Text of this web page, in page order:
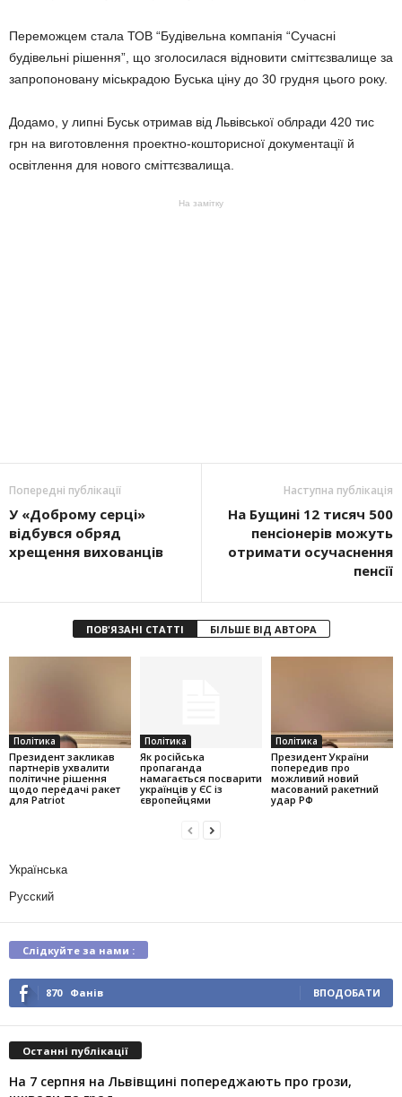
Переможцем стала ТОВ “Будівельна компанія “Сучасні
будівельні рішення”, що зголосилася відновити сміттєзвалище за
запропоновану міськрадою Буська ціну до 30 грудня цього року.
Додамо, у липні Буськ отримав від Львівської облради 420 тис
грн на виготовлення проектно-кошторисної документації й
освітлення для нового сміттєзвалища.
На замітку
Попередні публікації
У «Доброму серці»
відбувся обряд
хрещення вихованців
Наступна публікація
На Бущині 12 тисяч 500
пенсіонерів можуть
отримати осучаснення
пенсії
ПОВ'ЯЗАНІ СТАТТІ БІЛЬШЕ ВІД АВТОРА
Політика
Президент закликав
партнерів ухвалити
політичне рішення
щодо передачі ракет
для Patriot
Політика
Як російська
пропаганда
намагається посварити
українців у ЄС із
європейцями
Політика
Президент України
попередив про
можливий новий
масований ракетний
удар РФ
Українська
Русский
Слідкуйте за нами :
870 Фанів ВПОДОБАТИ
Останні публікації
На 7 серпня на Львівщині попереджають про грози,